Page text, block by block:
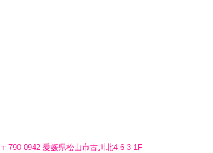
〒790-0942 愛媛県松山市古川北4-6-3 1F